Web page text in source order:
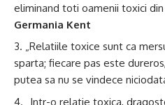
eliminand toti oamenii toxici
Germania Kent
„Relatiile toxice sunt ca
sparta; fiecare pas este
putea sa nu se vindece
„Intr-o relatie toxica,